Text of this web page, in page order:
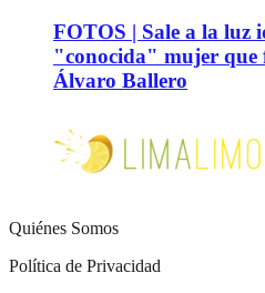
FOTOS | Sale a la luz
"conocida" mujer que
Álvaro Ballero
Quiénes Somos
Política de Privacidad